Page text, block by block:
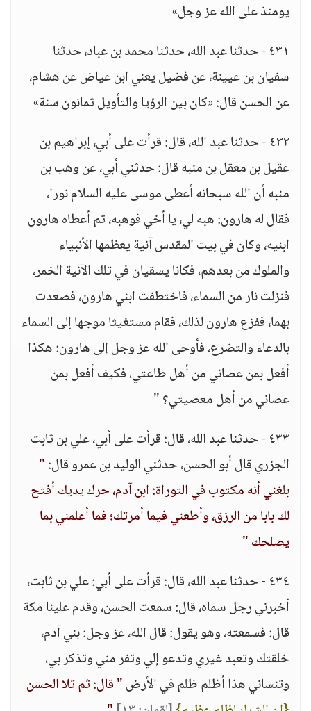
يومئذ على الله عز وجل»
٤٣١ - حدثنا عبد الله، حدثنا محمد بن عباد، حدثنا
سفيان بن عيينة، عن فضيل يعني ابن عياض عن هشام،
عن الحسن قال: «كان بين الرؤيا والتأويل ثمانون سنة»
٤٣٢ - حدثنا عبد الله، قال: قرأت على أبي، إبراهيم بن
عقيل بن معقل بن منبه قال: حدثني أبي، عن وهب بن
منبه أن الله سبحانه أعطى موسى عليه السلام نورا،
فقال له هارون: هبه لي، يا أخي فوهبه، ثم أعطاه هارون
ابنيه، وكان في بيت المقدس آنية يعظمها الأنبياء
والملوك من بعدهم، فكانا يسقيان في تلك الآنية الخمر،
فنزلت نار من السماء، فاختطفت ابني هارون، فصعدت
بهما، ففزع هارون لذلك، فقام مستغيثا موجها إلى السماء
بالدعاء والتضرع، فأوحى الله عز وجل إلى هارون: هكذا
أفعل بمن عصاني من أهل طاعتي، فكيف أفعل بمن
عصاني من أهل معصيتي؟ "
٤٣٣ - حدثنا عبد الله، قال: قرأت على أبي، علي بن ثابت
الجزري قال أبو الحسن، حدثني الوليد بن عمرو قال:"
بلغني أنه مكتوب في التوراة: ابن آدم، حرك يديك أفتح
لك بابا من الرزق، وأطعني فيما أمرتك؛ فما أعلمني بما
يصلحك "
٤٣٤ - حدثنا عبد الله، قال: قرأت على أبي: علي بن ثابت،
أخبرني رجل سماه، قال: سمعت الحسن، وقدم علينا مكة
قال: فسمعته، وهو يقول: قال الله، عز وجل: بني آدم،
خلقتك وتعبد غيري وتدعو إلي وتفر مني وتذكر بي،
وتنساني هذا أظلم ظلم في الأرض" قال: ثم تلا الحسن